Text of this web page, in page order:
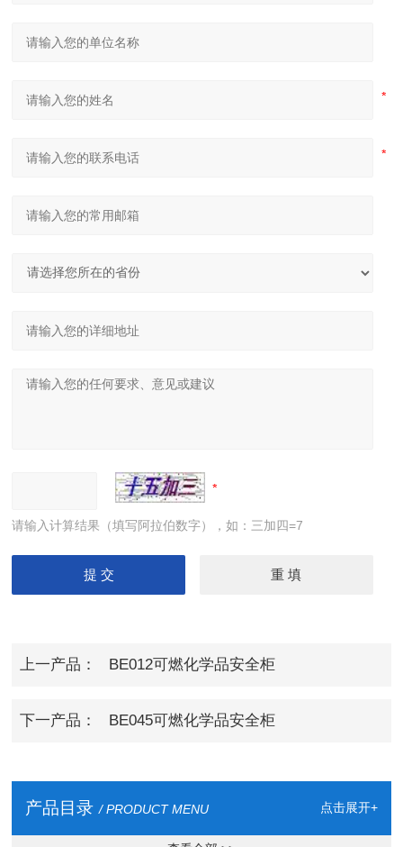
请输入计算结果（填写阿拉伯数字），如：三加四=7
上一产品： BE012可燃化学品安全柜
下一产品： BE045可燃化学品安全柜
产品目录 / PRODUCT MENU 点击展开+